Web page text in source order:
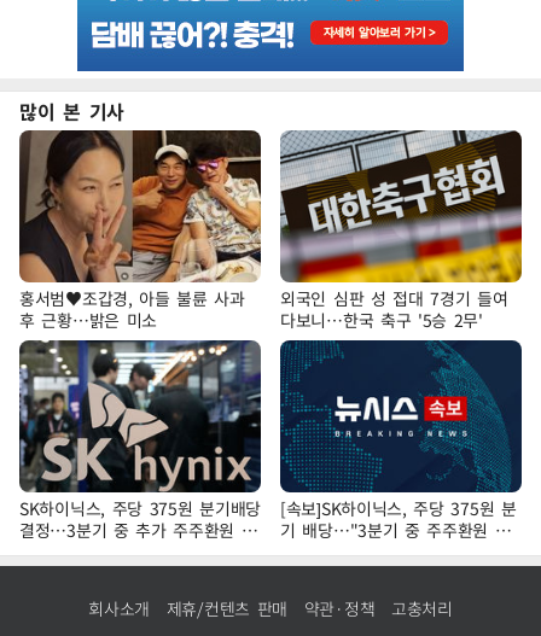
많이 본 기사
홍서범♥조갑경, 아들 불륜 사과
후 근황…밝은 미소
외국인 심판 성 접대 7경기 들여
다보니…한국 축구 '5승 2무'
SK하이닉스, 주당 375원 분기배당
결정…3분기 중 추가 주주환원 발
표
[속보]SK하이닉스, 주당 375원 분
기 배당…"3분기 중 주주환원 방
안 확정"
회사소개 제휴/컨텐츠 판매 약관·정책 고충처리